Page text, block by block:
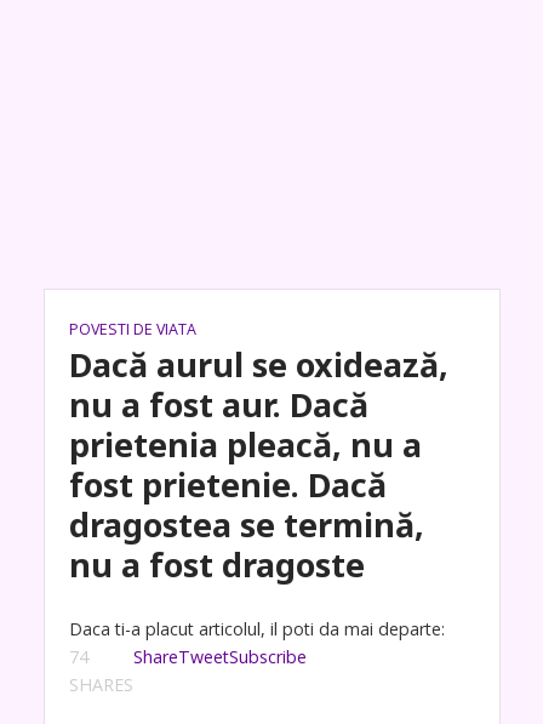
POVESTI DE VIATA
Dacă aurul se oxidează,
nu a fost aur. Dacă
prietenia pleacă, nu a
fost prietenie. Dacă
dragostea se termină,
nu a fost dragoste
Daca ti-a placut articolul, il poti da mai departe:
74
SHARES
ShareTweetSubscribe